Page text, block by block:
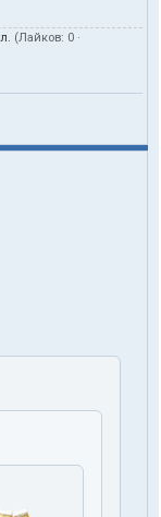
(Лайков: 0 ·